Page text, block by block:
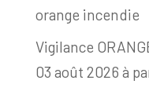
orange incendie
Vigilance
03 août 2026 à